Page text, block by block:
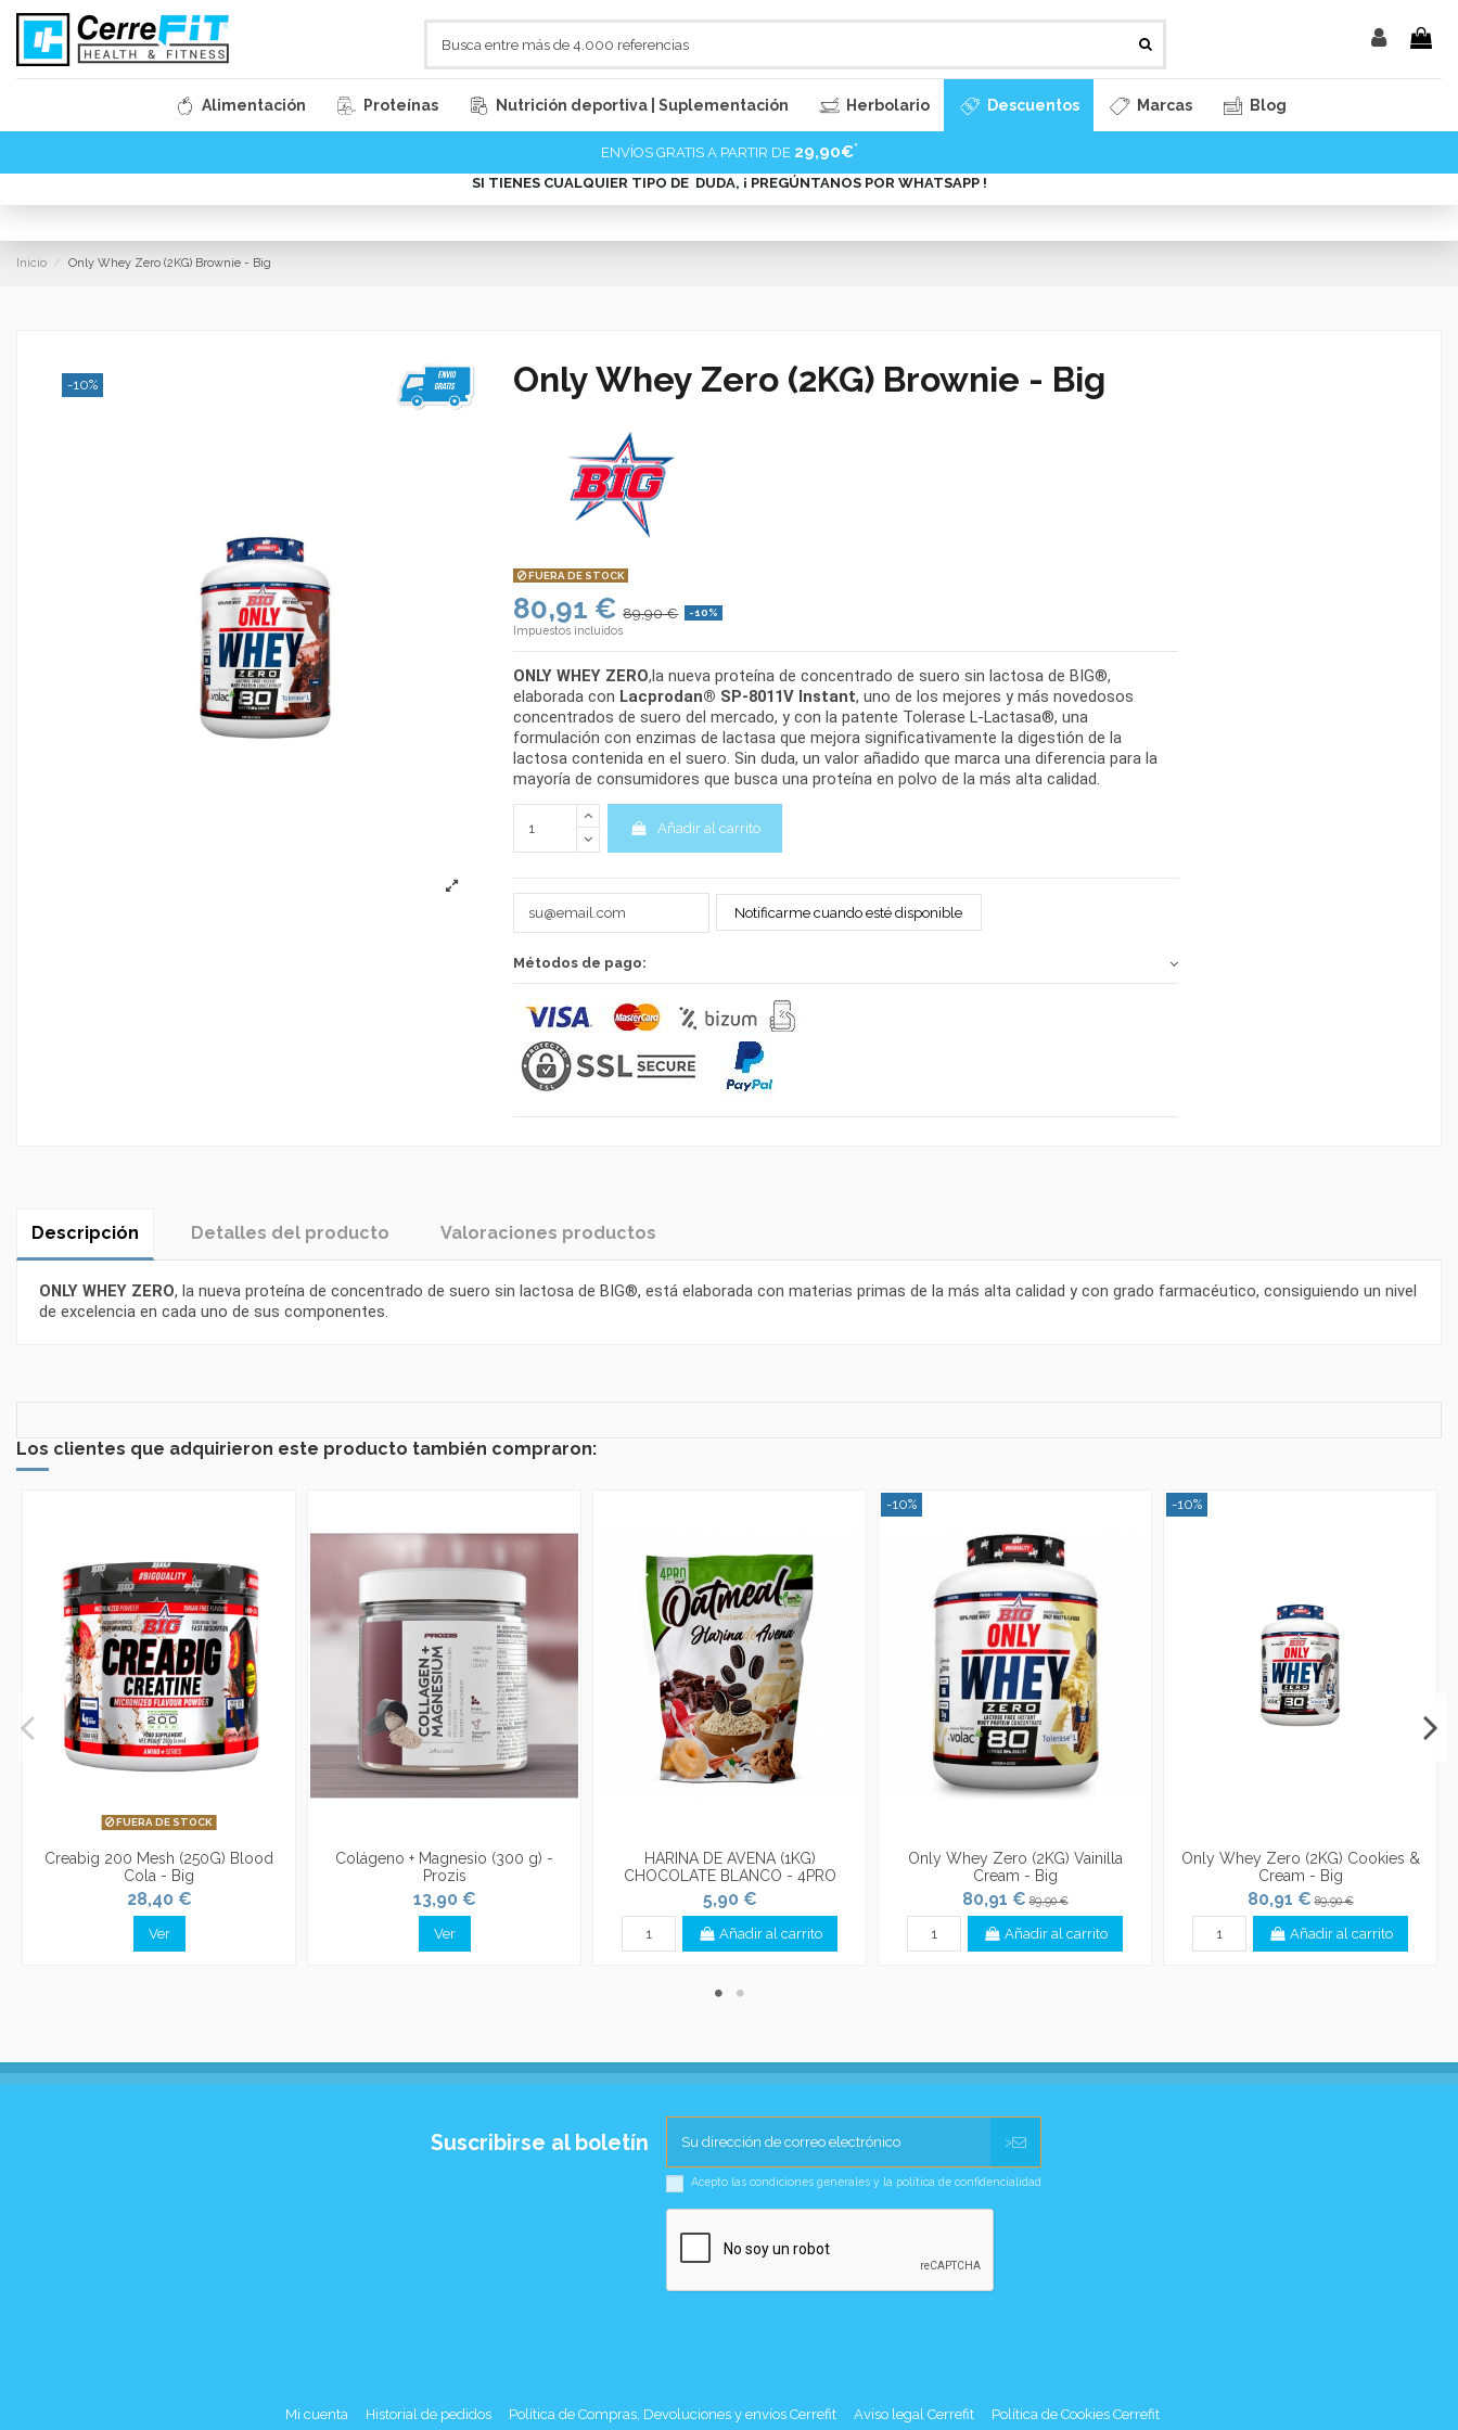
Alimentación Proteínas Nutrición deportiva | Suplementación Herbolario Descuentos Marcas Blog
ENVÍOS GRATIS A PARTIR DE 29,90€*
SI TIENES CUALQUIER TIPO DE DUDA, ¡ PREGÚNTANOS POR WHATSAPP !
Inicio Only Whey Zero (2KG) Brownie - Big
-10% Only Whey Zero (2KG) Brownie - Big
FUERA DE STOCK
80,91 € 89,90 € -10%
Impuestos incluidos
ONLY WHEY ZERO,la nueva proteína de concentrado de suero sin lactosa de BIG®,
elaborada con Lacprodan® SP-8011V Instant, uno de los mejores y más novedosos
concentrados de suero del mercado, y con la patente Tolerase L-Lactasa®, una
formulación con enzimas de lactasa que mejora significativamente la digestión de la
lactosa contenida en el suero. Sin duda, un valor añadido que marca una diferencia para la
mayoría de consumidores que busca una proteína en polvo de la más alta calidad.
Añadir al carrito
Notificarme cuando esté disponible
Métodos de pago:
Descripción Detalles del producto Valoraciones productos
ONLY WHEY ZERO, la nueva proteína de concentrado de suero sin lactosa de BIG®, está elaborada con materias primas de la más alta calidad y con grado farmacéutico, consiguiendo un nivel
de excelencia en cada uno de sus componentes.
Los clientes que adquirieron este producto también compraron:
FUERA DE STOCK
Creabig 200 Mesh (250G) Blood
Cola - Big
28,40 €
Ver
Colágeno + Magnesio (300 g) -
Prozis
13,90 €
Ver
HARINA DE AVENA (1KG)
CHOCOLATE BLANCO - 4PRO
5,90 €
Añadir al carrito
-10%
Only Whey Zero (2KG) Vainilla
Cream - Big
80,91 € 89,90 €
Añadir al carrito
-10%
Only Whey Zero (2KG) Cookies &
Cream - Big
80,91 € 89,90 €
Añadir al carrito
Suscribirse al boletín >
Acepto las condiciones generales y la política de confidencialidad
Mi cuenta Historial de pedidos Política de Compras, Devoluciones y envíos Cerrefit Aviso legal Cerrefit Política de Cookies Cerrefit